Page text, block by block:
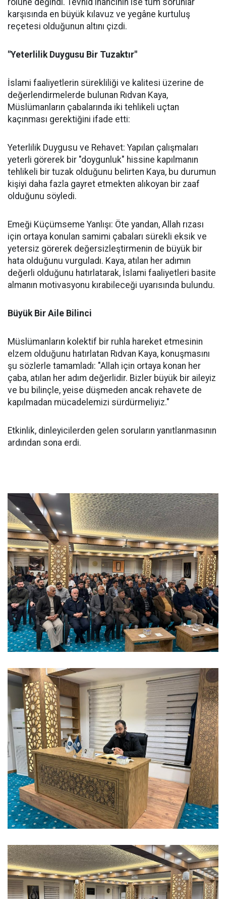
rolüne değindi. Tevhid inancının ise tüm sorunlar
karşısında en büyük kılavuz ve yegâne kurtuluş
reçetesi olduğunun altını çizdi.
"Yeterlilik Duygusu Bir Tuzaktır"
İslami faaliyetlerin sürekliliği ve kalitesi üzerine de
değerlendirmelerde bulunan Rıdvan Kaya,
Müslümanların çabalarında iki tehlikeli uçtan
kaçınması gerektiğini ifade etti:
Yeterlilik Duygusu ve Rehavet: Yapılan çalışmaları
yeterli görerek bir "doygunluk" hissine kapılmanın
tehlikeli bir tuzak olduğunu belirten Kaya, bu durumun
kişiyi daha fazla gayret etmekten alıkoyan bir zaaf
olduğunu söyledi.
Emeği Küçümseme Yanlışı: Öte yandan, Allah rızası
için ortaya konulan samimi çabaları sürekli eksik ve
yetersiz görerek değersizleştirmenin de büyük bir
hata olduğunu vurguladı. Kaya, atılan her adımın
değerli olduğunu hatırlatarak, İslami faaliyetleri basite
almanın motivasyonu kırabileceği uyarısında bulundu.
Büyük Bir Aile Bilinci
Müslümanların kolektif bir ruhla hareket etmesinin
elzem olduğunu hatırlatan Rıdvan Kaya, konuşmasını
şu sözlerle tamamladı: "Allah için ortaya konan her
çaba, atılan her adım değerlidir. Bizler büyük bir aileyiz
ve bu bilinçle, yeise düşmeden ancak rehavete de
kapılmadan mücadelemizi sürdürmeliyiz."
Etkinlik, dinleyicilerden gelen soruların yanıtlanmasının
ardından sona erdi.